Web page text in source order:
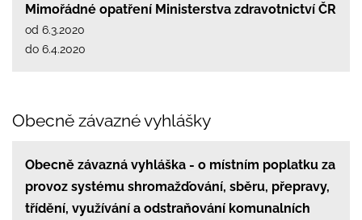
Mimořádné opatření Ministerstva zdravotnictví ČR
od 6.3.2020
do 6.4.2020
Obecně závazné vyhlášky
Obecně závazná vyhláška - o místním poplatku za
provoz systému shromažďování, sběru, přepravy,
třídění, využívání a odstraňování komunalních